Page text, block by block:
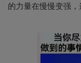
的力量在慢慢变强，